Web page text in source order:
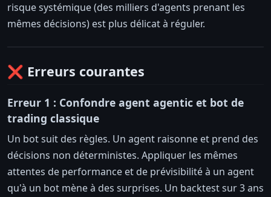
risque systémique (des milliers d'agents prenant les
mêmes décisions) est plus délicat à réguler.
❌ Erreurs courantes
Erreur 1 : Confondre agent agentic et bot de
trading classique
Un bot suit des règles. Un agent raisonne et prend des
décisions non déterministes. Appliquer les mêmes
attentes de performance et de prévisibilité à un agent
qu'à un bot mène à des surprises. Un backtest sur 3 ans